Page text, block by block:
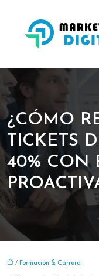
¿CÓMO
TICKETS
40% CON
/ Formación & Carrera